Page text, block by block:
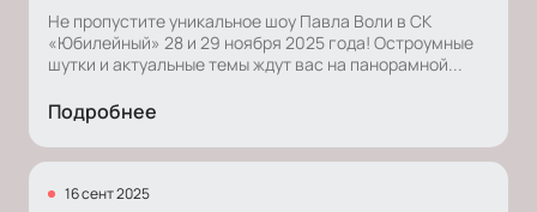
Не пропустите уникальное шоу Павла Воли в СК
«Юбилейный» 28 и 29 ноября 2025 года! Остроумные
шутки и актуальные темы ждут вас на панорамной...
Подробнее
16 сент 2025